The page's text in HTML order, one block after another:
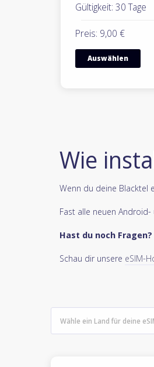
Gültigkeit: 30 Tage
Preis: 9,00 €
Auswählen
Wie
Wenn du deine Blacktel
Fast alle neuen
Hast du noch Fragen?
Schau dir unsere eSIM-